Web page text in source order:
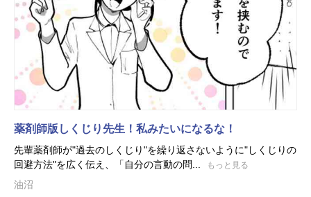
薬剤師版しくじり先生！私みたいになるな！
先輩薬剤師が"過去のしくじり"を繰り返さないように"しくじりの
回避方法"を広く伝え、「自分の言動の問...
もっと見る
油沼